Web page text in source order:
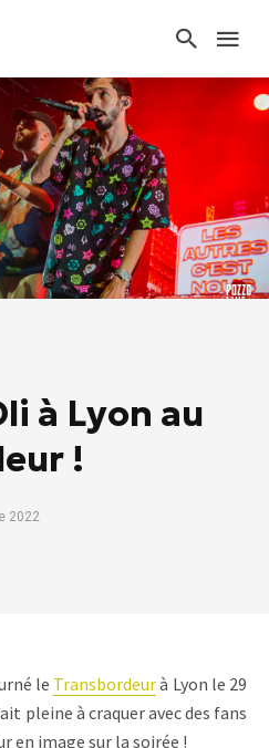
à Lyon au
!
2022
le Transbordeurà Lyon le 29
pleine à craquer avec des fans
en image sur la soirée !